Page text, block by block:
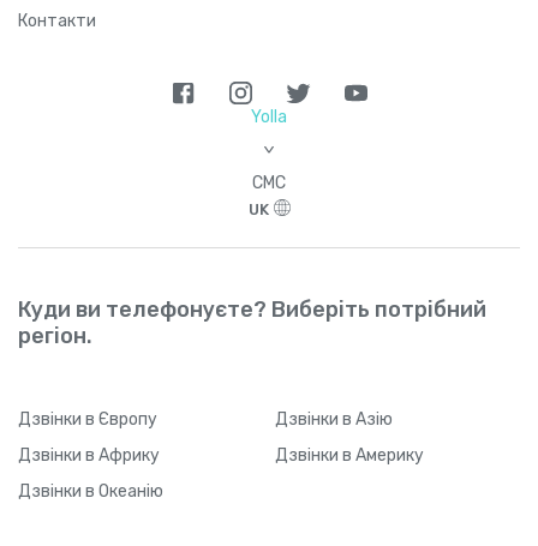
Контакти
Yolla
>
СМС
UK
Куди ви телефонуєте? Виберіть потрібний
регіон.
Дзвінки в Європу Дзвінки в Азію
Дзвінки в Африку Дзвінки в Америку
Дзвінки в Океанію